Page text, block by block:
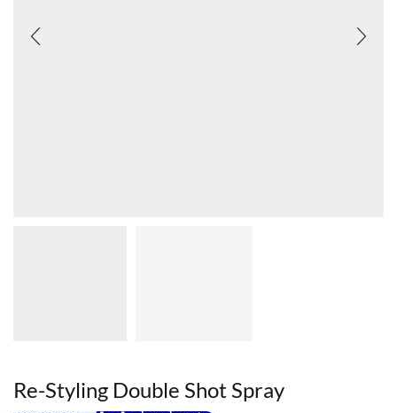
Re-Styling Double Shot Spray